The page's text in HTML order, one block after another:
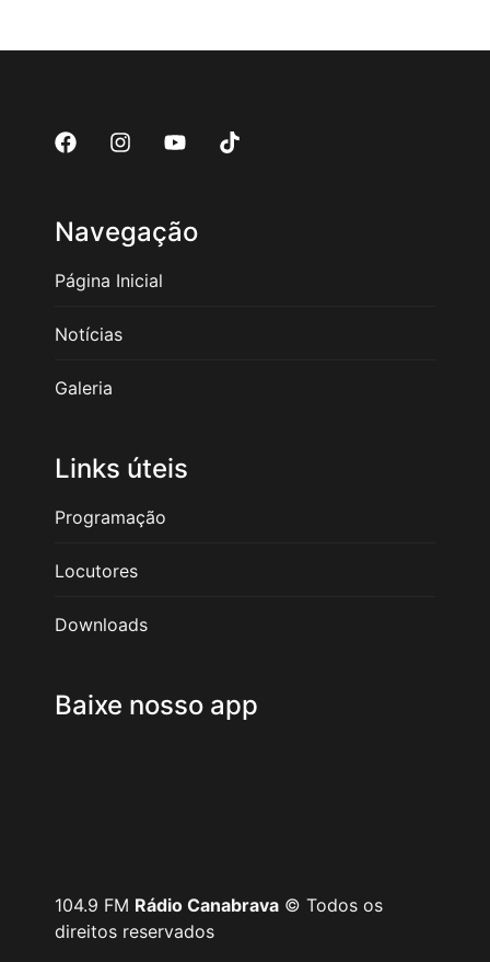
Navegação
Página Inicial
Notícias
Galeria
Links úteis
Programação
Locutores
Downloads
Baixe nosso app
104.9 FM Rádio Canabrava © Todos os
direitos reservados